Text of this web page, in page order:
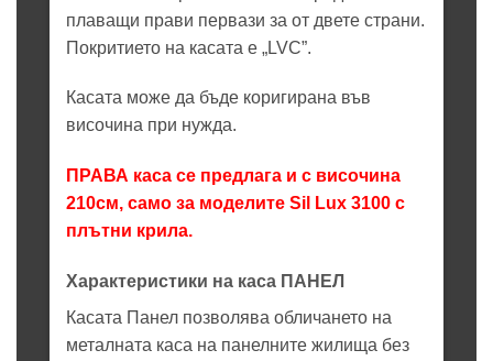
плаващи прави первази за от двете страни.
Покритието на касата е „LVC”.
Касата може да бъде коригирана във
височина при нужда.
ПРАВА каса се предлага и с височина
210см, само за моделите Sil Lux 3100 с
плътни крила.
Характеристики на каса ПАНЕЛ
Касата Панел позволява обличането на
металната каса на панелните жилища без